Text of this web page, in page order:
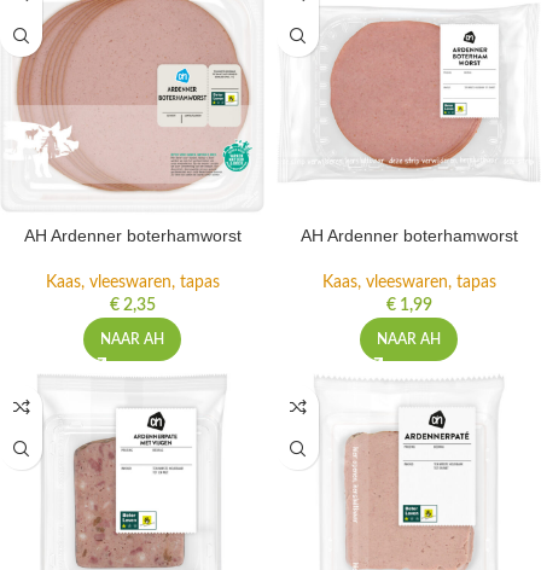
AH Ardenner boterhamworst
Kaas, vleeswaren, tapas
€2,35
NAAR AH
AH Ardenner boterhamworst
Kaas, vleeswaren, tapas
€1,99
NAAR AH